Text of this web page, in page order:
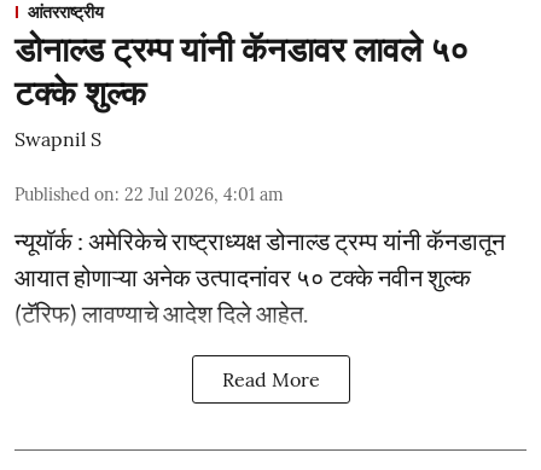
आंतरराष्ट्रीय
डोनाल्ड ट्रम्प यांनी कॅनडावर लावले ५०
टक्के शुल्क
Swapnil S
Published on: 22 Jul 2026, 4:01 am
न्यूयॉर्क : अमेरिकेचे राष्ट्राध्यक्ष डोनाल्ड ट्रम्प यांनी कॅनडातून
आयात होणाऱ्या अनेक उत्पादनांवर ५० टक्के नवीन शुल्क
(टॅरिफ) लावण्याचे आदेश दिले आहेत.
Read More